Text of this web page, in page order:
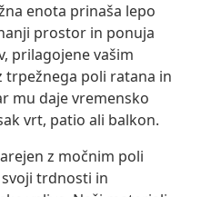
enota prinaša lepo
prostor in ponuja
prilagojene vašim
trpežnega poli ratana in
mu daje vremensko
vrt, patio ali balkon.
z močnim poli
trdnosti in